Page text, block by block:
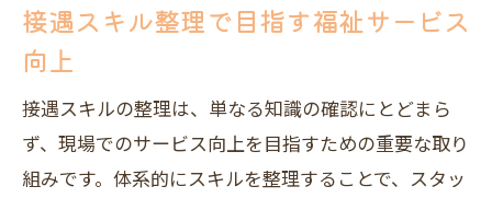
接遇スキル整理で目指す福祉サービス
向上
接遇スキルの整理は、単なる知識の確認にとどまら
ず、現場でのサービス向上を目指すための重要な取り
組みです。体系的にスキルを整理することで、スタッ